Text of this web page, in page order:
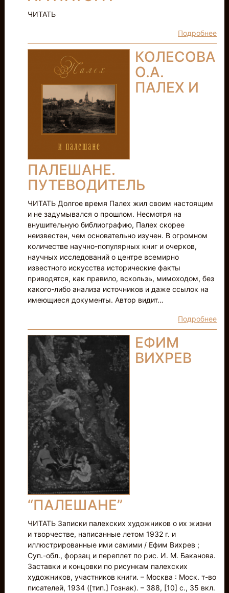
ЧИТАТЬ
Подробнее
КОЛЕСОВА
О.А.
ПАЛЕХ И
ПАЛЕШАНЕ.
ПУТЕВОДИТЕЛЬ
ЧИТАТЬ Долгое время Палех жил своим настоящим
и не задумывался о прошлом. Несмотря на
внушительную библиографию, Палех скорее
неизвестен, чем основательно изучен. В огромном
количестве научно-популярных книг и очерков,
научных исследований о центре всемирно
известного искусства исторические факты
приводятся, как правило, вскользь, мимоходом, без
какого-либо анализа источников и даже ссылок на
имеющиеся документы. Автор видит…
Подробнее
ЕФИМ
ВИХРЕВ
“ПАЛЕШАНЕ”
ЧИТАТЬ Записки палехских художников о их жизни
и творчестве, написанные летом 1932 г. и
иллюстрированные ими самими / Ефим Вихрев ;
Суп.-обл., форзац и переплет по рис. И. М. Баканова.
Заставки и концовки по рисункам палехских
художников, участников книги. – Москва : Моск. т-во
писателей, 1934 ([тип.] Гознак). – 388, [10] с., 35 вкл.